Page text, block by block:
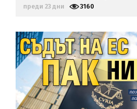
преди 23 дни 3160